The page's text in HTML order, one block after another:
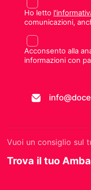
Ho letto
comunicazioni,
Acconsento alla
informazioni con
Vuoi un consiglio sul
Trova il tuo